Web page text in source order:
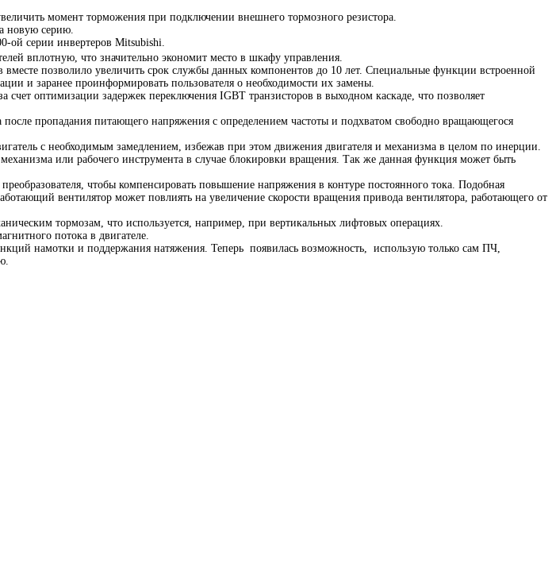
момент торможения при подключении внешнего тормозного резистора.
новую серию.
ой серии инвертеров Mitsubishi.
вплотную, что значительно экономит место в шкафу управления.
позволило увеличить срок службы данных компонентов до 10 лет. Специальные функции встроенной
и заранее проинформировать пользователя о необходимости их замены.
оптимизации задержек переключения IGBT транзисторов в выходном каскаде, что позволяет
пропадания питающего напряжения с определением частоты и подхватом свободно вращающегося
с необходимым замедлением, избежав при этом движения двигателя и механизма в целом по инерции.
или рабочего инструмента в случае блокировки вращения. Так же данная функция может быть
чтобы компенсировать повышение напряжения в контуре постоянного тока. Подобная
вентилятор может повлиять на увеличение скорости вращения привода вентилятора, работающего от
тормозам, что используется, например, при вертикальных лифтовых операциях.
потока в двигателе.
намотки и поддержания натяжения. Теперь появилась возможность, использую только сам ПЧ,